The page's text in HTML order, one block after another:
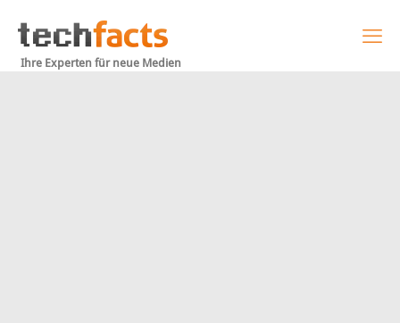
Ihre Experten für neue Medien